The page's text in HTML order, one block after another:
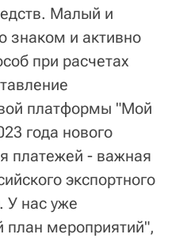
Малый и
знаком и активно
при расчетах
платформы "Мой
года нового
платежей - важная
экспортного
У нас уже
план мероприятий",